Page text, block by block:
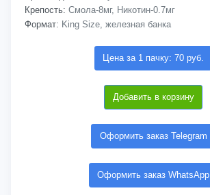
Крепость: Смола-8мг, Никотин-0.7мг
Формат: King Size, железная банка
Цена за 1 пачку: 70 руб.
Добавить в корзину
Оформить заказ Telegram
Оформить заказ WhatsApp